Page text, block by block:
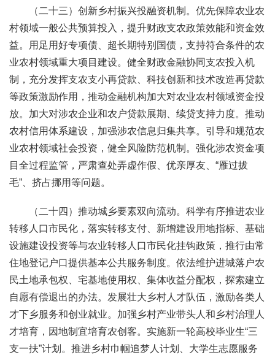
（二十三）创新乡村振兴投融资机制。优先保障农业农
村领域一般公共预算投入，提升财政支农政策效能和资金效
益。用足用好专项债、超长期特别国债，支持符合条件的农
业农村领域重大项目建设。健全财政金融协同支农投入机
制，充分发挥支农支小再贷款、科技创新和技术改造再贷款
等政策激励作用，推动金融机构加大对农业农村领域资金投
放。加大对涉农企业和农户贷款展期、续贷支持力度。推动
农村信用体系建设，加强涉农信息归集共享。引导和规范农
业农村领域社会投资，健全风险防范机制。强化涉农资金项
目全过程监管，严肃查处弄虚作假、优亲厚友、“雁过拔
毛”、挤占挪用等问题。
（二十四）推动城乡要素双向流动。科学有序推进农业
转移人口市民化，落实转移支付、新增建设用地指标、基础
设施建设投资等与农业转移人口市民化挂钩政策，推行由常
住地登记户口提供基本公共服务制度。依法维护进城落户农
民土地承包权、宅基地使用权、集体收益分配权，探索建立
自愿有偿退出的办法。发展壮大乡村人才队伍，激励各类人
才下乡服务和创业就业。加强乡村产业带头人和乡村治理人
才培育，因地制宜培育农创客。实施新一轮高校毕业生“三
支一扶”计划。推进乡村巾帼追梦人计划、大学生志愿服务